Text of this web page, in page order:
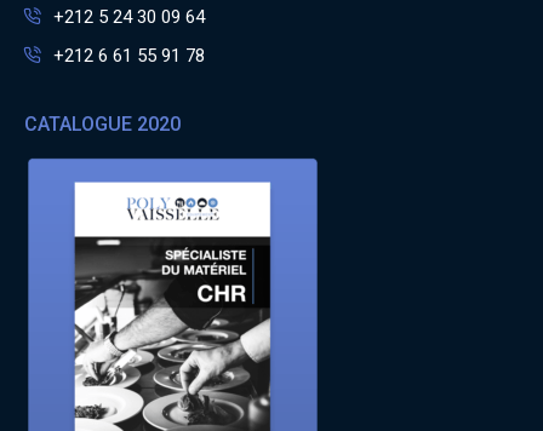
+212 5 24 30 09 64
+212 6 61 55 91 78
CATALOGUE 2020